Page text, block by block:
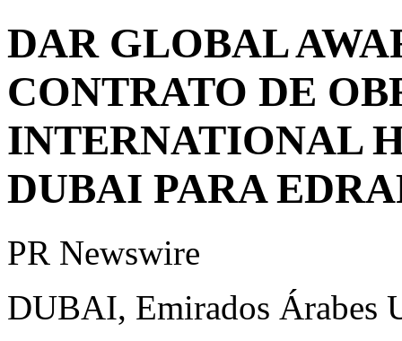
DAR GLOBAL
CONTRATO DE
INTERNATIONAL
DUBAI PARA
PR Newswire
DUBAI, Emirados Árabes